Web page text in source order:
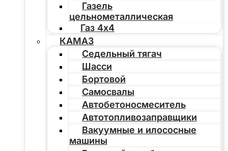
Газель
цельнометаллическая
Газ 4х4
КАМАЗ
Седельный тягач
Шасси
Бортовой
Самосвалы
Автобетоносмеситель
Автотопливозаправщики
Вакуумные и илососные
машины